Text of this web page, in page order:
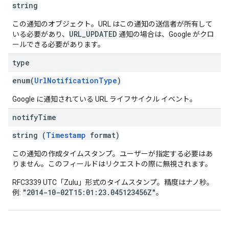
string
この通知のオブジェクト。URL はこの通知の送信者が所有して
いる必要があり、 URL_UPDATED 通知の場合は、Google がクロ
ールできる必要があります。
type
enum(UrlNotificationType)
Google に通知されている URL ライフサイクル イベント。
notifyTime
string (Timestamp format)
この通知の作成タイムスタンプ。ユーザーが指定する必要はあ
りません。
このフィールドはリクエストの際に無視されます。
RFC3339 UTC「Zulu」形式のタイムスタンプ。精度はナノ秒。
例: "2014-10-02T15:01:23.045123456Z"。